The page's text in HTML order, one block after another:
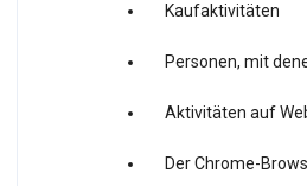
Kaufaktivitäten
Personen, mit
Aktivitäten auf
Der Chrome-